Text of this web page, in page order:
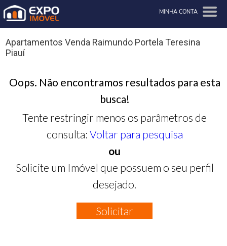
MINHA CONTA
Apartamentos Venda Raimundo Portela Teresina
Piauí
Oops. Não encontramos resultados para esta
busca!
Tente restringir menos os parâmetros de
consulta: Voltar para pesquisa
ou
Solicite um Imóvel que possuem o seu perfil
desejado.
Solicitar